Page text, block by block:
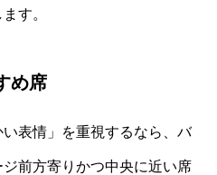
す。
め席
表情」を重視するなら、バ
前方寄りかつ中央に近い席